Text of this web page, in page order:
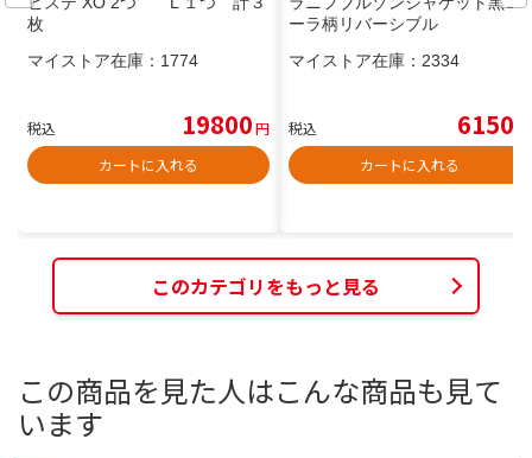
枚
マイストア在庫： 1774
税込 19800円
カートに入れる
ーラ柄リバーシブル
マイストア在庫： 2334
税込 6150
カートに入れる
このカテゴリをもっと見る
この商品を見た人はこんな商品も見て
います